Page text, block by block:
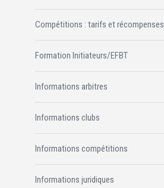
Compétitions : tarifs et récompenses
Formation Initiateurs/EFBT
Informations arbitres
Informations clubs
Informations compétitions
Informations juridiques